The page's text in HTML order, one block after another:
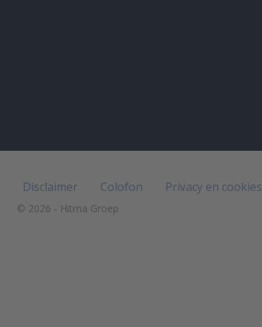
Disclaimer Colofon Privacy en cookies
© 2026 - Hitma Groep